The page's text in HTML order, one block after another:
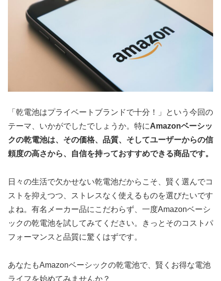
「乾電池はプライベートブランドで十分！」という今回の
テーマ、いかがでしたでしょうか。特にAmazonベーシッ
クの乾電池は、その価格、品質、そしてユーザーからの信
頼度の高さから、自信を持っておすすめできる商品です。
日々の生活で欠かせない乾電池だからこそ、賢く選んでコ
ストを抑えつつ、ストレスなく使えるものを選びたいです
よね。有名メーカー品にこだわらず、一度Amazonベーシ
ックの乾電池を試してみてください。きっとそのコストパ
フォーマンスと品質に驚くはずです。
あなたもAmazonベーシックの乾電池で、賢くお得な電池
ライフを始めてみませんか？